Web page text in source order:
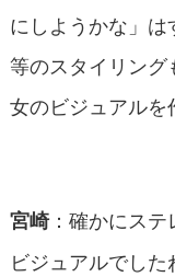
にしようかな」
等のスタイリン
女のビジュアルを
宮崎：確かにステ
ビジュアルでし